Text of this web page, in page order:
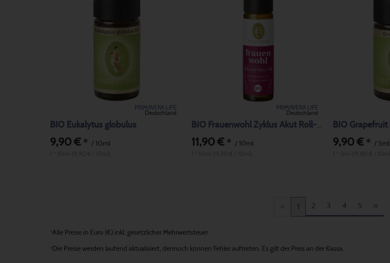
PRIMAVERA LIFE
Deutschland
BIO Eukalytus globulus
9,90 € * / 10ml
PRIMAVERA LIFE
Deutschland
11,90 €* / 10ml
BIO Grapefruit
9,90 €* / 5ml
1 2 3 4 5 »
*Alle Preise in Euro (€) inkl. gesetzlicher Mehrwertsteuer
* Die Preise werden laufend aktualisiert, dennoch können Fehler auftreten. Es gilt der Preis an der Kassa.